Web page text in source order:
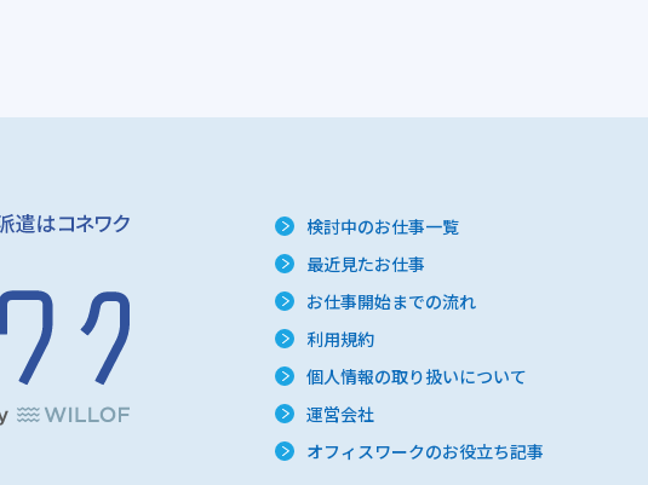
検討中のお仕事一覧
最近見たお仕事
お仕事開始までの流れ
利用規約
個人情報の取り扱いについて
運営会社
オフィスワークのお役立ち記事